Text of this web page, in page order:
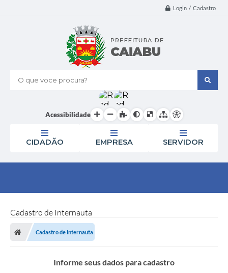
Login / Cadastro
O que voce procura?
Acessibilidade
CIDADÃO EMPRESA SERVIDOR
Cadastro de Internauta
Cadastro de Internauta
Informe seus dados para cadastro